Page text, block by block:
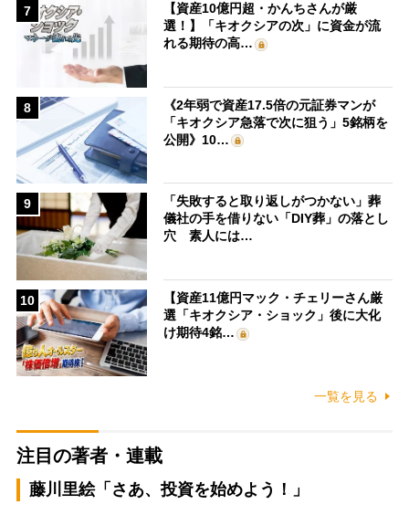
7
【資産10億円超・かんちさんが厳
選！】「キオクシアの次」に資金が流
れる期待の高…
8
《2年弱で資産17.5倍の元証券マンが
「キオクシア急落で次に狙う」5銘柄を
公開》10…
9
「失敗すると取り返しがつかない」葬
儀社の手を借りない「DIY葬」の落とし
穴 素人には…
10
【資産11億円マック・チェリーさん厳
選「キオクシア・ショック」後に大化
け期待4銘…
一覧を見る
注目の著者・連載
藤川里絵「さあ、投資を始めよう！」